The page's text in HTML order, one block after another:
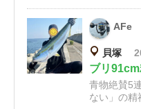
AFe
貝塚
ブリ91cm
青物絶賛5
ない」の精